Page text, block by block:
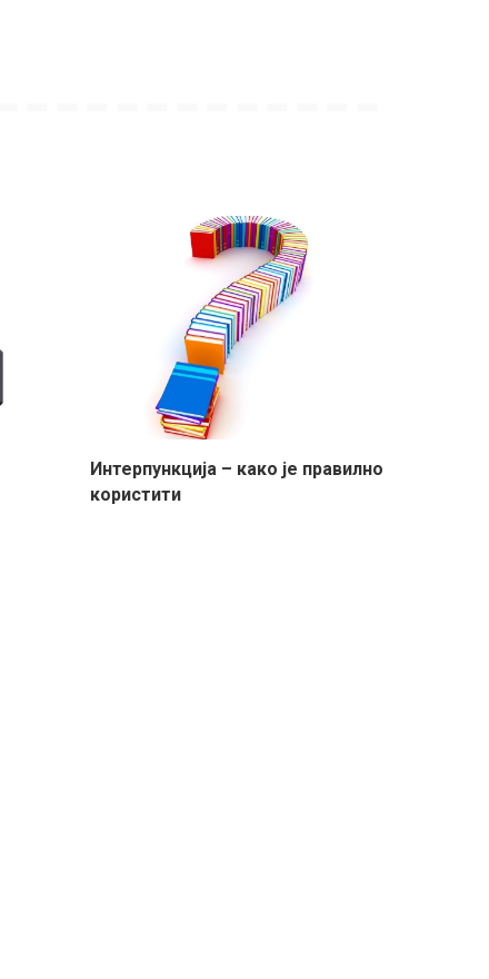
Интерпункција – како је правилно
користити